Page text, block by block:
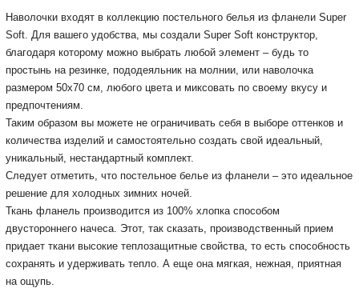
Наволочки входят в коллекцию постельного белья из фланели Super
Soft. Для вашего удобства, мы создали Super Soft конструктор,
благодаря которому можно выбрать любой элемент – будь то
простынь на резинке, пододеяльник на молнии, или наволочка
размером 50х70 см, любого цвета и миксовать по своему вкусу и
предпочтениям.
Таким образом вы можете не ограничивать себя в выборе оттенков и
количества изделий и самостоятельно создать свой идеальный,
уникальный, нестандартный комплект.
Следует отметить, что постельное белье из фланели – это идеальное
решение для холодных зимних ночей.
Ткань фланель производится из 100% хлопка способом
двустороннего начеса. Этот, так сказать, производственный прием
придает ткани высокие теплозащитные свойства, то есть способность
сохранять и удерживать тепло. А еще она мягкая, нежная, приятная
на ощупь.